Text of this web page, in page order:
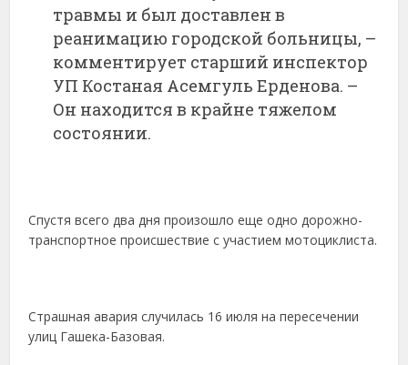
травмы и был доставлен в
реанимацию городской больницы, –
комментирует старший инспектор
УП Костаная Асемгуль Ерденова. –
Он находится в крайне тяжелом
состоянии.
Спустя всего два дня произошло еще одно дорожно-
транспортное происшествие с участием мотоциклиста.
Страшная авария случилась 16 июля на пересечении
улиц Гашека-Базовая.